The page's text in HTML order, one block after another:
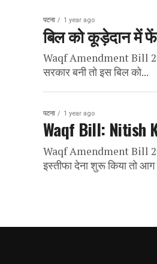
पटना 1 year ago
बिल को कूड़ेदान में
Waqf Amendment Bill
सरकार बनी तो इस बिल को...
पटना 1 year ago
Waqf Bill: Nitish
Waqf Amendment Bill
इस्तीफा देना शुरू किया तो